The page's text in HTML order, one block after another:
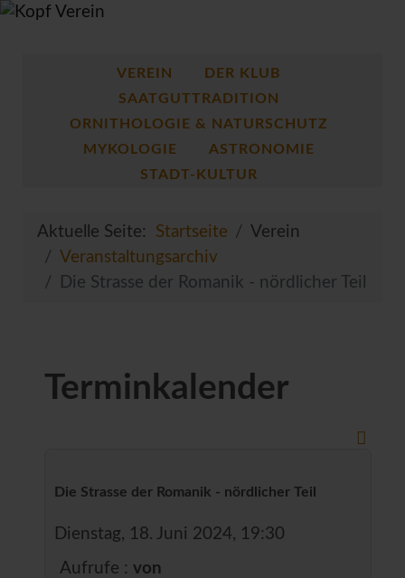
VEREIN
DER KLUB
SAATGUTTRADITION
ORNITHOLOGIE & NATURSCHUTZ
MYKOLOGIE
ASTRONOMIE
STADT-KULTUR
Aktuelle Seite: Startseite
Verein
Veranstaltungsarchiv
Die Strasse der Romanik - nördlicher Teil
Terminkalender
Die Strasse der Romanik - nördlicher Teil
Dienstag, 18. Juni 2024, 19:30
Aufrufe : von